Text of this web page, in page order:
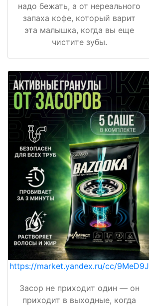
надо бежать, а от нереального
запаха кофе, который варит
эта малышка, когда вы еще
чистите зубы.
https://market.yandex.ru/cc/9MeD9J
Засор не приходит один — он
приходит в выходные, когда